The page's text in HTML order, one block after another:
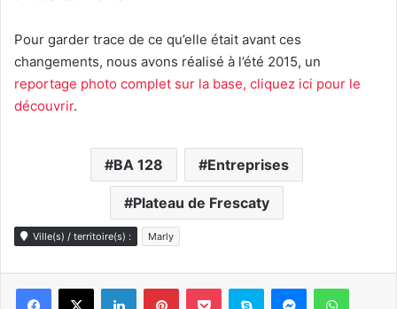
Pour garder trace de ce qu’elle était avant ces
changements, nous avons réalisé à l’été 2015, un
reportage photo complet sur la base, cliquez ici pour le
découvrir.
BA 128 Entreprises
Plateau de Frescaty
Ville(s) / territoire(s) : Marly
LinkedinPinterestPocket Skype Messenger